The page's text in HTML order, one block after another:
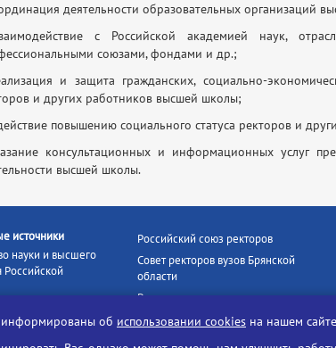
деятельности образовательных организаций
с Российской академией наук,
союзами, фондами и др.;
и защита гражданских, социально-
и других работников высшей школы;
повышению социального статуса ректоров и
консультационных и информационных услуг
высшей школы.
источники
науки и высшего
Российской
Российский союз ректоров
Совет ректоров вузов Брянской
области
Росстудцентр
Наши партнёры
об использовании cookies на нашем